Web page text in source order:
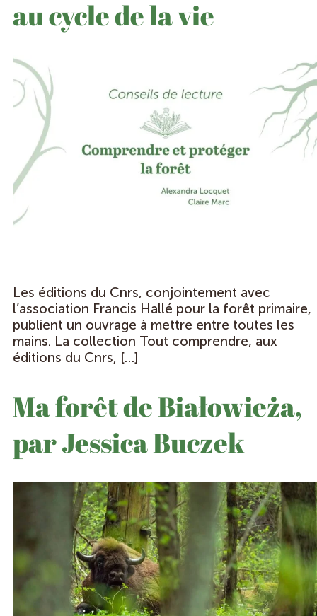
au cycle de la vie
Les éditions du Cnrs, conjointement avec
l’association Francis Hallé pour la forêt primaire,
publient un ouvrage à mettre entre toutes les
mains. La collection Tout comprendre, aux
éditions du Cnrs, […]
Ma forêt de Białowieża,
par Jessica Buczek